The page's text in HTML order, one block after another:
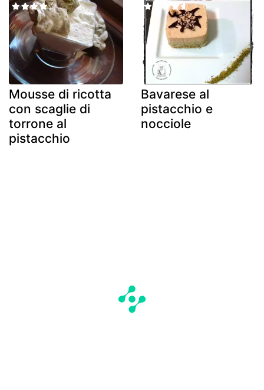
Mousse di ricotta
con scaglie di
torrone al
pistacchio
Bavarese al
pistacchio e
nocciole